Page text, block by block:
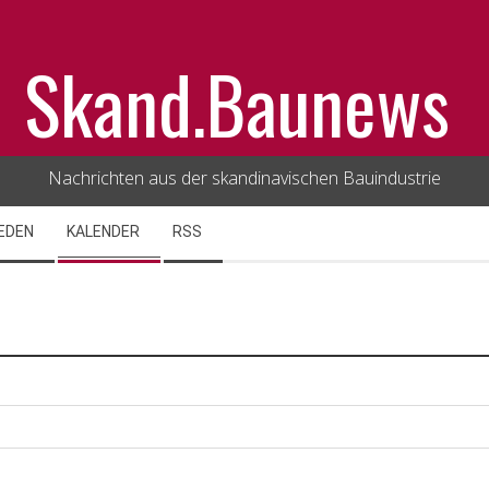
Skand.Baunews
Nachrichten aus der skandinavischen Bauindustrie
KALENDER RSS